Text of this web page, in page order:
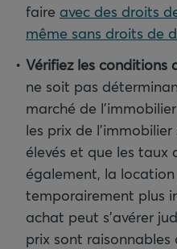
faire avec des droits
même sans droits de
Vérifiez les conditions
ne soit pas
marché de
les prix de
élevés et que les taux
également, la location
temporairement plus
achat peut s’avérer
prix sont raisonnables